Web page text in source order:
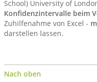
School) University of
Konfidenzintervalle beim
Zuhilfenahme von Excel -
darstellen lassen.
Nach oben